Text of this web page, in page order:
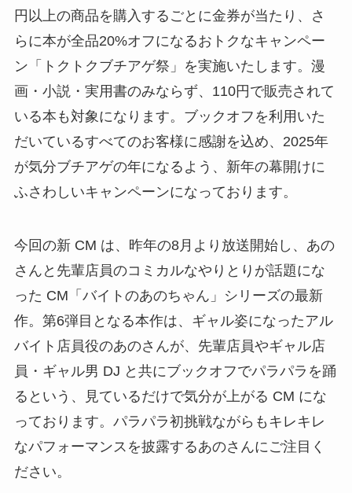
円以上の商品を購入するごとに金券が当たり、さ
らに本が全品20%オフになるおトクなキャンペー
ン「トクトクブチアゲ祭」を実施いたします。漫
画・小説・実用書のみならず、110円で販売されて
いる本も対象になります。ブックオフを利用いた
だいているすべてのお客様に感謝を込め、2025年
が気分ブチアゲの年になるよう、新年の幕開けに
ふさわしいキャンペーンになっております。
今回の新 CM は、昨年の8月より放送開始し、あの
さんと先輩店員のコミカルなやりとりが話題にな
った CM「バイトのあのちゃん」シリーズの最新
作。第6弾目となる本作は、ギャル姿になったアル
バイト店員役のあのさんが、先輩店員やギャル店
員・ギャル男 DJ と共にブックオフでパラパラを踊
るという、見ているだけで気分が上がる CM にな
っております。パラパラ初挑戦ながらもキレキレ
なパフォーマンスを披露するあのさんにご注目く
ださい。